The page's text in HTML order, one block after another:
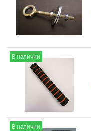
В наличии
В наличии